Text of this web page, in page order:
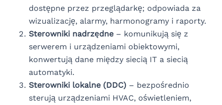
dostępne przez przeglądarkę; odpowiada za
wizualizację, alarmy, harmonogramy i raporty.
Sterowniki nadrzędne – komunikują się z
serwerem i urządzeniami obiektowymi,
konwertują dane między siecią IT a siecią
automatyki.
Sterowniki lokalne (DDC) – bezpośrednio
sterują urządzeniami HVAC, oświetleniem,